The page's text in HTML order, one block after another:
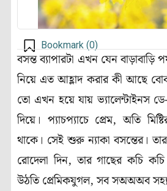
Bookmark (0)
বসন্ত ব্যাপারটা এখন যেন বাড়াবাড়ি
নিয়ে এত আহ্লাদ করার কী আছে
তো এখন হয়ে যায় ভ্যালেন্টাইনস
দিয়ে। প্যাচপ্যাচে প্রেম, অতি
থাকে। সেই শুরু ন্যাকা বসন্তের।
রোদেলা দিন, তার গাছের কচি
উঠতি প্রেমিকযুগল, সব সঅঅঅব